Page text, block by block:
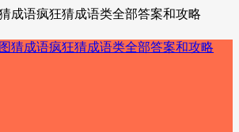
成语疯狂猜成语类全部答案和攻略